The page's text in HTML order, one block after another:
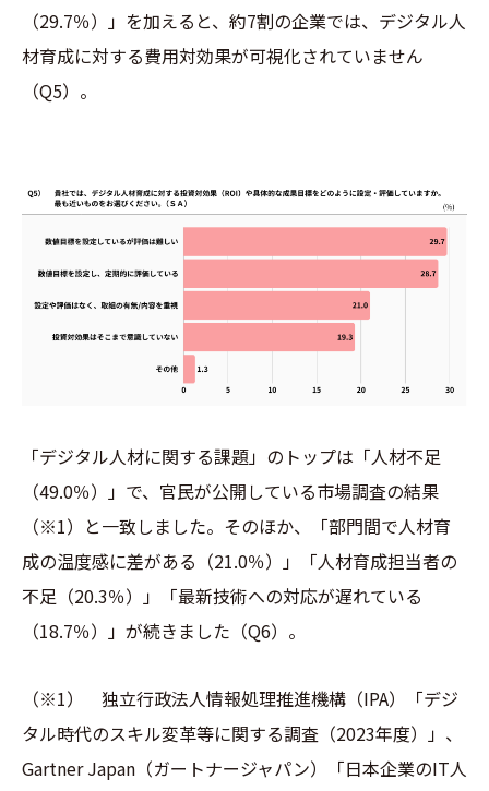
（29.7％）」を加えると、約7割の企業では、デジタル人
材育成に対する費用対効果が可視化されていません
（Q5）。
「デジタル人材に関する課題」のトップは「人材不足
（49.0％）」で、官民が公開している市場調査の結果
（※1）と一致しました。そのほか、「部門間で人材育
成の温度感に差がある（21.0％）」「人材育成担当者の
不足（20.3％）」「最新技術への対応が遅れている
（18.7％）」が続きました（Q6）。
（※1） 独立行政法人情報処理推進機構（IPA）「デジ
タル時代のスキル変革等に関する調査（2023年度）」、
Gartner Japan（ガートナージャパン）「日本企業のIT人